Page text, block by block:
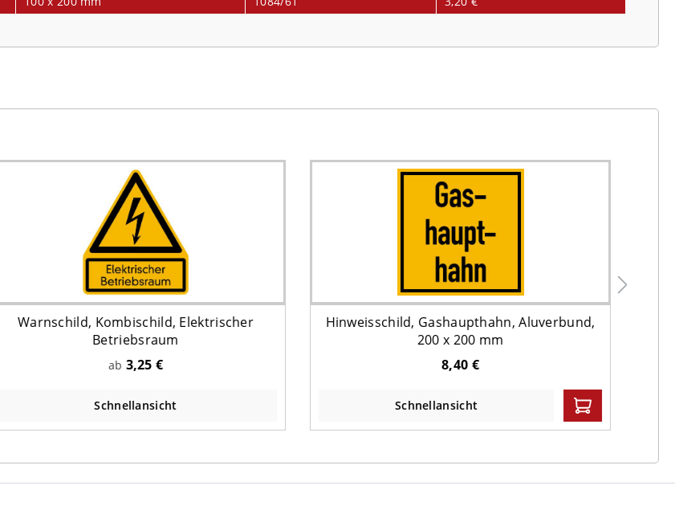
Warnschild, Kombischild, Elektrischer
Betriebsraum
ab 3,25 €
Schnellansicht
Hinweisschild, Gashaupthahn, Aluverbund,
200 x 200 mm
8,40 €
Schnellansicht